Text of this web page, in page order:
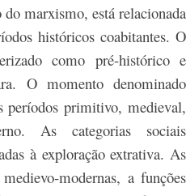
marxismo, está relacionada
históricos coabitantes. O
como pré-histórico e
O momento denominado
períodos primitivo, medieval,
As categorias sociais
à exploração extrativa. As
modernas, a funções